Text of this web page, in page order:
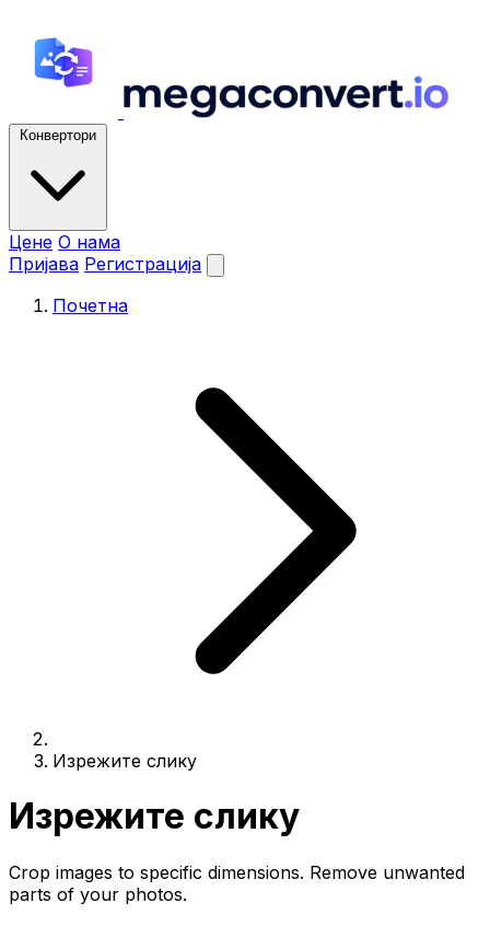
Конвертори
Цене О нама
Пријава Регистрација
Почетна
Изрежите слику
Изрежите слику
Crop images to specific dimensions. Remove unwanted
parts of your photos.